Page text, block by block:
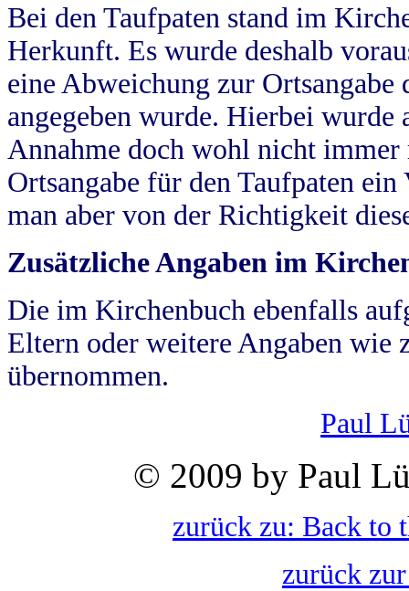
Bei den Taufpaten stand im
Herkunft. Es wurde deshalb
eine Abweichung zur
angegeben wurde. Hierbei wurde
Annahme doch wohl nicht
Ortsangabe für den Taufpaten
man aber von der Richtigkeit
Zusätzliche Angaben im
Die im Kirchenbuch ebenfalls
Eltern oder weitere Angaben wie
übernommen.
Paul
© 2009 by Paul
zurück zu: Back to
zurück